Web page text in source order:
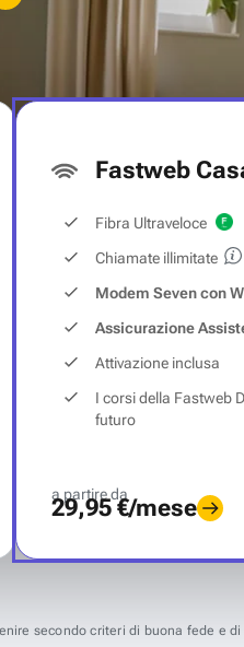
Fastweb
Fibra Ultraveloce
Chiamate illimitate
Modem Seven con
Assicurazione
Attivazione inclusa
I corsi della Fastweb
futuro
a partire da
29,95 €/mese
secondo criteri di buona fede e